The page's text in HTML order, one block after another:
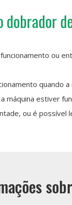
ou
quando
estiver
ou é possível